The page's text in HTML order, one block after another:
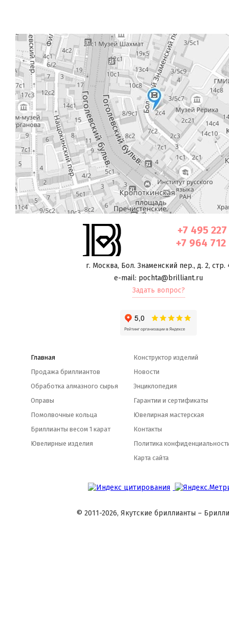
+7 495
+7 964
г. Москва, Бол. Знаменский пер., д. 2, стр.
e-mail: pochta@brilliant.ru
Задать вопрос?
Главная
Продажа бриллиантов
Обработка алмазного сырья
Оправы
Помолвочные кольца
Бриллианты весом 1 карат
Ювелирные изделия
Конструктор изделий
Новости
Энциклопедия
Гарантии и сертификаты
Ювелирная мастерская
Контакты
Политика
Карта сайта
© 2011-2026, Якутские бриллианты –